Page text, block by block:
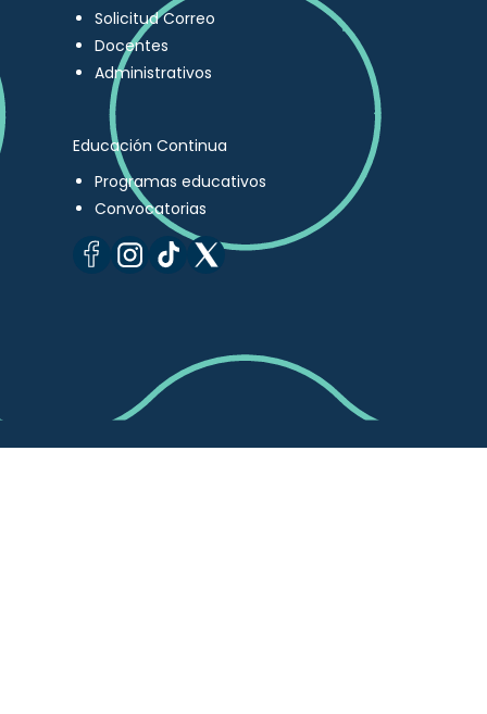
Solicitud Correo
Docentes
Administrativos
Educación Continua
Programas educativos
Convocatorias